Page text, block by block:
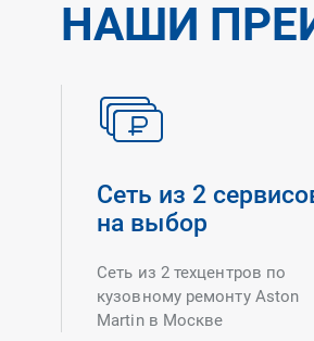
НАШИ
Сеть из 2
на выбор
Сеть из 2 техцентров по
кузовному ремонту Aston
Martin в Москве